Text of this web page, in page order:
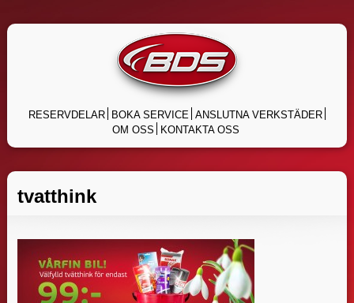
Skip
RESERVDELAR BOKA SERVICE ANSLUTNA VERKSTÄDER
OM OSS
KONTAKTA OSS
tvatthink